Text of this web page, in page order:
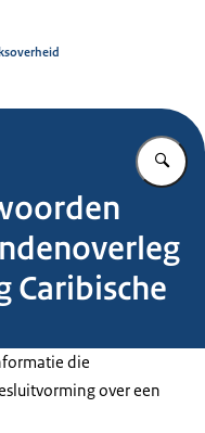
Caribische
die
over een